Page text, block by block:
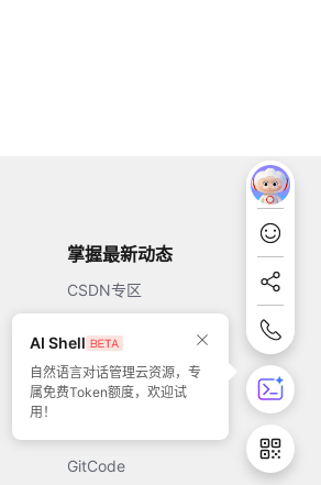
掌握最新动态
CSDN专区
51CTO
GitCode
AI Shell
自然语言对话管理云资源，专
属免费Token额度，欢迎试
用！